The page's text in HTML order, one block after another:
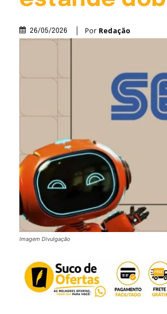
26/05/2026 Por Redação
Imagem Divulgação